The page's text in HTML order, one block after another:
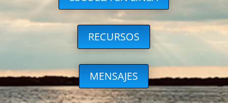
RECURSOS
MENSAJES